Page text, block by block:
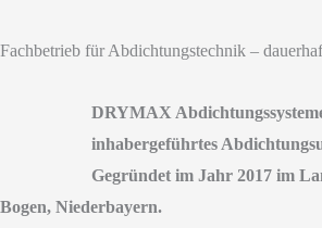
Fachbetrieb für Abdichtungstechnik –
DRYMAX
inhabergeführtes
Gegründet im Jahr 2017 im
Bogen, Niederbayern.